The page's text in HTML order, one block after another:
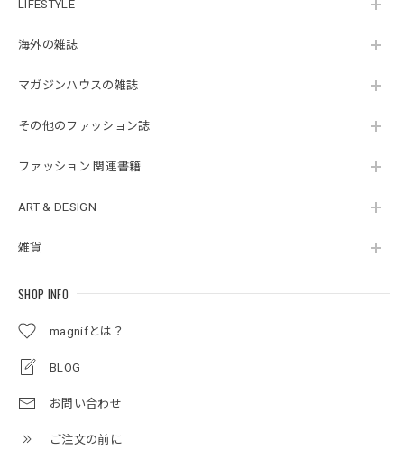
LIFESTYLE
海外の雑誌
マガジンハウスの雑誌
その他のファッション誌
ファッション 関連書籍
ART & DESIGN
雑貨
SHOP INFO
magnifとは？
BLOG
お問い合わせ
ご注文の前に